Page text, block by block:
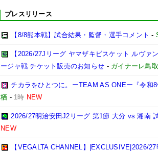
プレスリリース
【8/8熊本戦】試合結果・監督・選手コメント -
【2026/27Jリーグ ヤマザキビスケット ルヴ
ージャ戦 チケット販売のお知らせ - ガイナーレ鳥取
チカラをひとつに。ーTEAM AS ONEー『令和
栖 - 1時 NEW
2026/27明治安田J2リーグ 第1節 大分 vs 湘南
NEW
【VEGALTA CHANNEL】|EXCLUSIVE|2026/